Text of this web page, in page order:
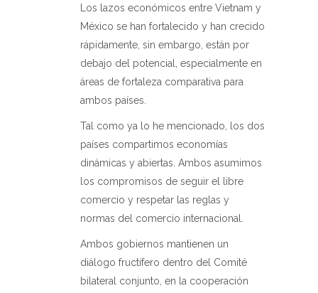
Los lazos económicos entre Vietnam y
México se han fortalecido y han crecido
rápidamente, sin embargo, están por
debajo del potencial, especialmente en
áreas de fortaleza comparativa para
ambos países.
Tal como ya lo he mencionado, los dos
países compartimos economías
dinámicas y abiertas. Ambos asumimos
los compromisos de seguir el libre
comercio y respetar las reglas y
normas del comercio internacional.
Ambos gobiernos mantienen un
diálogo fructífero dentro del Comité
bilateral conjunto, en la cooperación